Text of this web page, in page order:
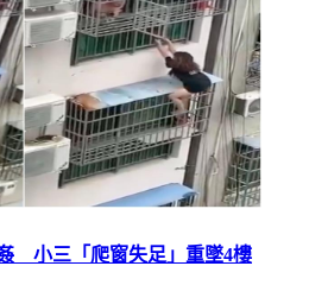
小三「爬窗失足」重墜4樓